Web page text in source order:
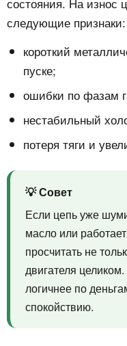
следующие признаки:
короткий
пуске;
ошибки по фазам
нестабильный
потеря тяги и
💡 Совет
Если цепь уже
масло или
просчитать не
двигателя
логичнее по
спокойствию.